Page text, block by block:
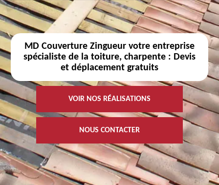
MD Couverture Zingueur votre entreprise
spécialiste de la toiture, charpente : Devis
et déplacement gratuits
VOIR NOS RÉALISATIONS
NOUS CONTACTER